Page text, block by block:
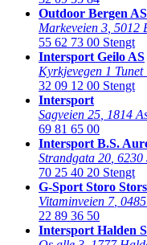
Outdoor Bergen AS
Markeveien 3 5012
55 62 73 00 Stengt
Intersport Geilo AS
Kyrkjevegen 1 Tunet
32 09 12 00 Stengt
Intersport
Sagveien 25 1814
69 81 65 00
Intersport B.S.
Strandgata 20 6230
70 25 40 20 Stengt
G-Sport Storo
Vitaminveien 7,
22 89 36 50
Intersport Halden